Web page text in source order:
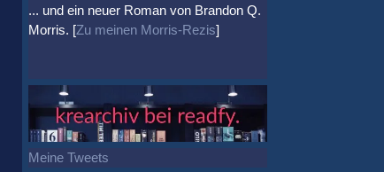
... und ein neuer Roman von Brandon Q.
Morris. [Zu meinen Morris-Rezis]
Meine Tweets